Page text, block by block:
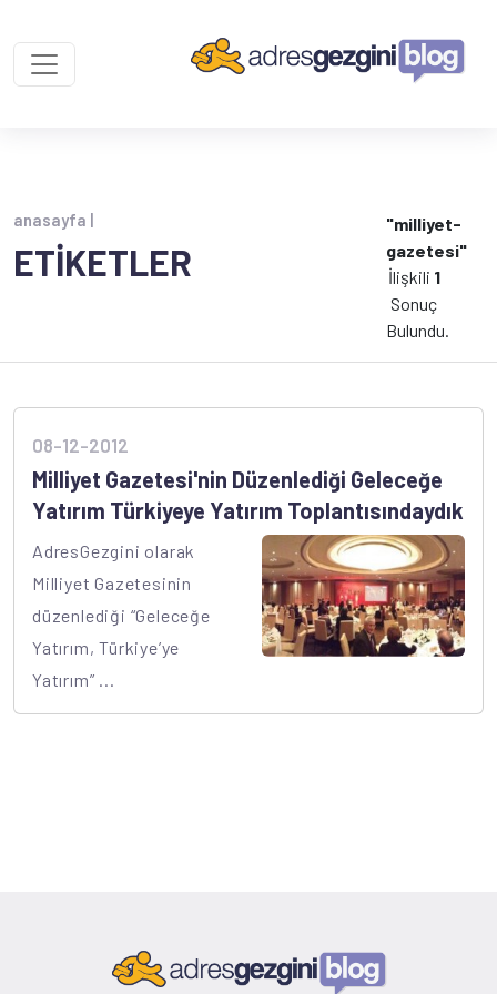
anasayfa |
ETİKETLER
"milliyet-
gazetesi"
İlişkili 1
Sonuç
Bulundu.
08-12-2012
Milliyet Gazetesi'nin Düzenlediği Geleceğe
Yatırım Türkiyeye Yatırım Toplantısındaydık
AdresGezgini olarak
Milliyet Gazetesinin
düzenlediği “Geleceğe
Yatırım, Türkiye’ye
Yatırım” ...